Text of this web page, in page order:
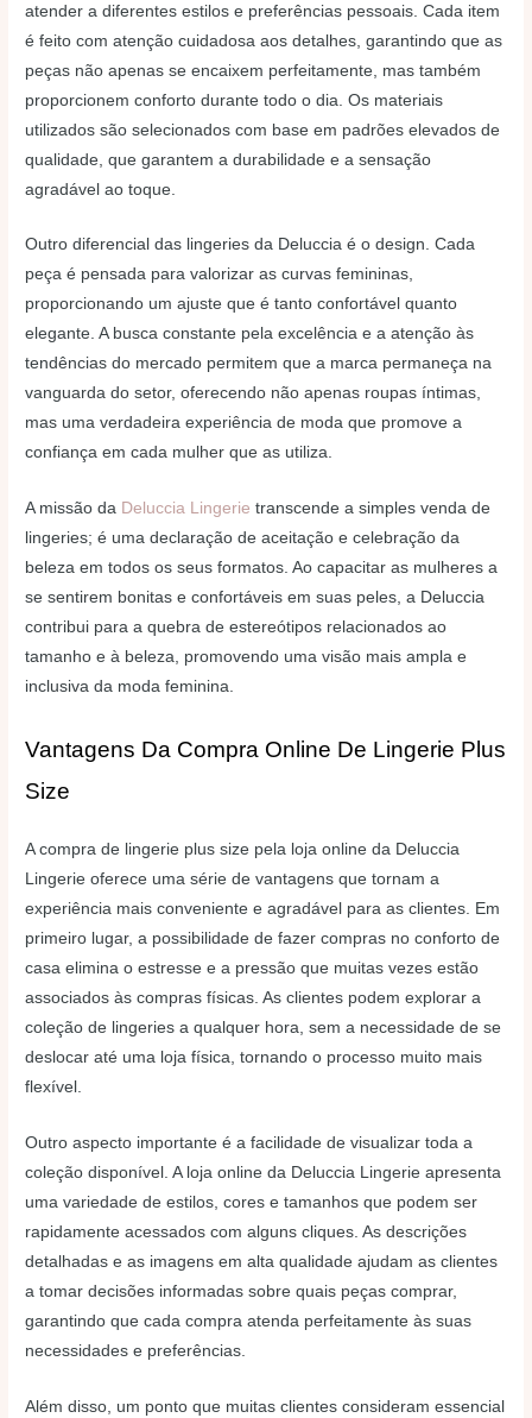
atender a diferentes estilos e preferências pessoais. Cada item
é feito com atenção cuidadosa aos detalhes, garantindo que as
peças não apenas se encaixem perfeitamente, mas também
proporcionem conforto durante todo o dia. Os materiais
utilizados são selecionados com base em padrões elevados de
qualidade, que garantem a durabilidade e a sensação
agradável ao toque.
Outro diferencial das lingeries da Deluccia é o design. Cada
peça é pensada para valorizar as curvas femininas,
proporcionando um ajuste que é tanto confortável quanto
elegante. A busca constante pela excelência e a atenção às
tendências do mercado permitem que a marca permaneça na
vanguarda do setor, oferecendo não apenas roupas íntimas,
mas uma verdadeira experiência de moda que promove a
confiança em cada mulher que as utiliza.
A missão da Deluccia Lingerie transcende a simples venda de
lingeries; é uma declaração de aceitação e celebração da
beleza em todos os seus formatos. Ao capacitar as mulheres a
se sentirem bonitas e confortáveis em suas peles, a Deluccia
contribui para a quebra de estereótipos relacionados ao
tamanho e à beleza, promovendo uma visão mais ampla e
inclusiva da moda feminina.
Vantagens Da Compra Online De Lingerie Plus
Size
A compra de lingerie plus size pela loja online da Deluccia
Lingerie oferece uma série de vantagens que tornam a
experiência mais conveniente e agradável para as clientes. Em
primeiro lugar, a possibilidade de fazer compras no conforto de
casa elimina o estresse e a pressão que muitas vezes estão
associados às compras físicas. As clientes podem explorar a
coleção de lingeries a qualquer hora, sem a necessidade de se
deslocar até uma loja física, tornando o processo muito mais
flexível.
Outro aspecto importante é a facilidade de visualizar toda a
coleção disponível. A loja online da Deluccia Lingerie apresenta
uma variedade de estilos, cores e tamanhos que podem ser
rapidamente acessados com alguns cliques. As descrições
detalhadas e as imagens em alta qualidade ajudam as clientes
a tomar decisões informadas sobre quais peças comprar,
garantindo que cada compra atenda perfeitamente às suas
necessidades e preferências.
Além disso, um ponto que muitas clientes consideram essencial